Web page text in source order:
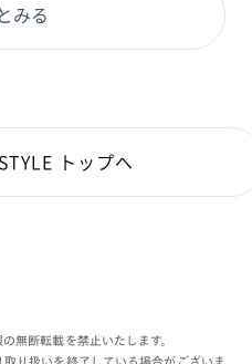
みる
トップへ
無断転載を禁止いたします。